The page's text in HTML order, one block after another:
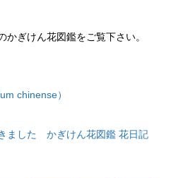
ぎけん花図鑑をご覧下さい。
chinense）
ました かぎけん花図鑑 花日記